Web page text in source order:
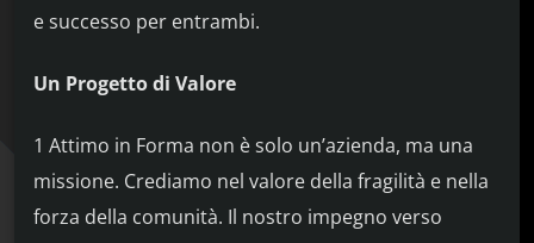
e successo per entrambi.
Un Progetto di Valore
1 Attimo in Forma non è solo un’azienda, ma una
missione. Crediamo nel valore della fragilità e nella
forza della comunità. Il nostro impegno verso